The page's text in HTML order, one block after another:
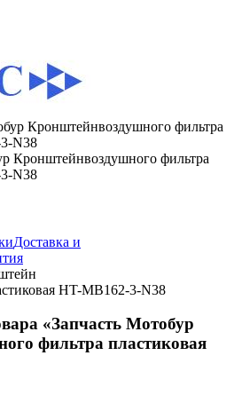
Кронштейнвоздушного фильтра
N38
Доставка и
HT-MB162-3-N38
«Запчасть Мотобур
фильтра пластиковая